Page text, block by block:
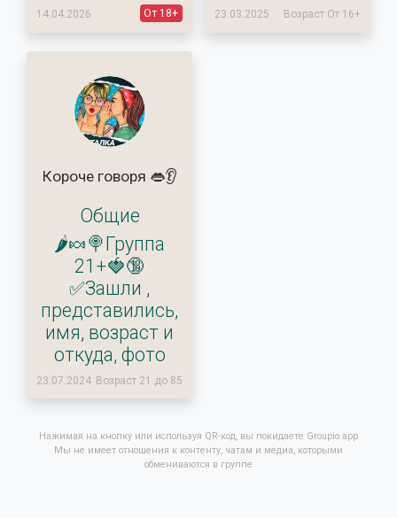
14.04.2026 От 18+ 23.03.2025 Возраст От 16+
Короче говоря 👄👂
Общие
🌶🍬🍭Группа
21+🍓🔞
✅Зашли ,
представились,
имя, возраст и
откуда, фото
23.07.2024 Возраст 21 до 85
Нажимая на кнопку или используя QR-код, вы покидаете Groupio.app
Мы не имеет отношения к контенту, чатам и медиа, которыми
обмениваются в группе